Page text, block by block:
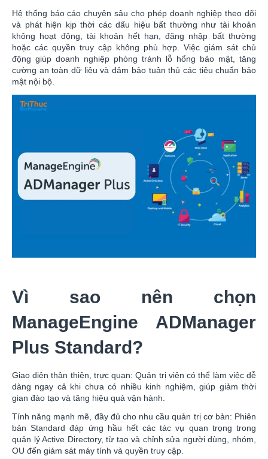
Hệ thống báo cáo chuyên sâu cho phép doanh nghiệp theo dõi
và phát hiện kịp thời các dấu hiệu bất thường như tài khoản
không hoạt động, tài khoản hết hạn, đăng nhập bất thường
hoặc các quyền truy cập không phù hợp. Việc giám sát chủ
động giúp doanh nghiệp phòng tránh lỗ hổng bảo mật, tăng
cường an toàn dữ liệu và đảm bảo tuân thủ các tiêu chuẩn bảo
mật nội bộ.
Vì sao nên chọn
ManageEngine ADManager
Plus Standard?
Giao diện thân thiện, trực quan: Quản trị viên có thể làm việc dễ
dàng ngay cả khi chưa có nhiều kinh nghiệm, giúp giảm thời
gian đào tạo và tăng hiệu quả vận hành.
Tính năng mạnh mẽ, đầy đủ cho nhu cầu quản trị cơ bản: Phiên
bản Standard đáp ứng hầu hết các tác vụ quan trọng trong
quản lý Active Directory, từ tạo và chỉnh sửa người dùng, nhóm,
OU đến giám sát máy tính và quyền truy cập.